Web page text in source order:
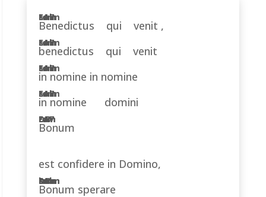
Benedictus qui venit ,
benedictus qui venit
in nomine in nomine
in nomine domini
Bonum
est confidere in Domino,
Bonum sperare